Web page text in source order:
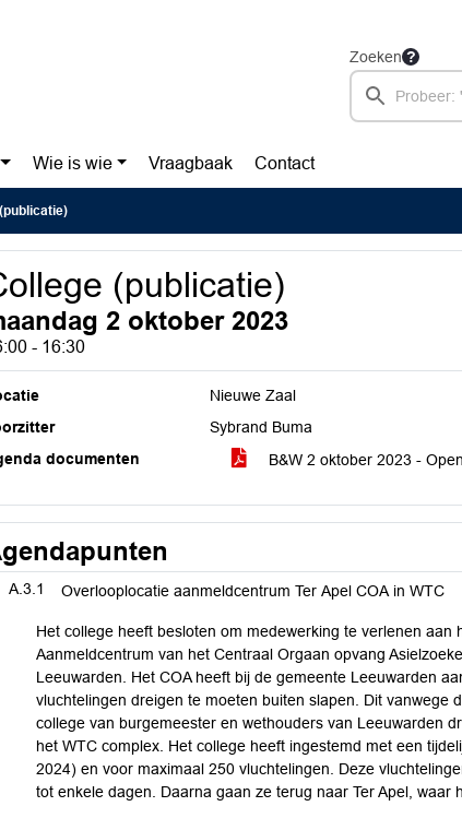
Zoeken
Wie is wie Vraagbaak Contact
(publicatie)
2 oktober 2023
- 16:30
Nieuwe Zaal
Sybrand Buma
documenten
B&W 2 oktober 2023 -
A.3.1 Overlooplocatie aanmeldcentrum Ter Apel COA in WTC
Het college heeft besloten om medewerking te verlenen
Aanmeldcentrum van het Centraal Orgaan opvang
Leeuwarden. Het COA heeft bij de gemeente Leeuwarden
vluchtelingen dreigen te moeten buiten slapen. Dit vanwege
college van burgemeester en wethouders van Leeuwarden
het WTC complex. Het college heeft ingestemd met een
2024) en voor maximaal 250 vluchtelingen. Deze
tot enkele dagen. Daarna gaan ze terug naar Ter Apel, waar